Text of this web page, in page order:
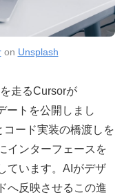
on Unsplash
走るCursorが
ートを公開しまし
ード実装の橋渡しを
インターフェースを
ています。AIがデザ
へ反映させるこの進